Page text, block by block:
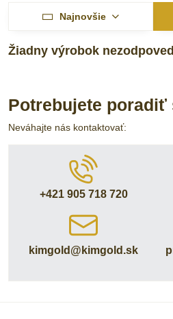
Najnovšie
Potrebujete poradiť
Neváhajte nás kontaktovať:
+421 905 718 720
kimgold​@kimgold​.sk